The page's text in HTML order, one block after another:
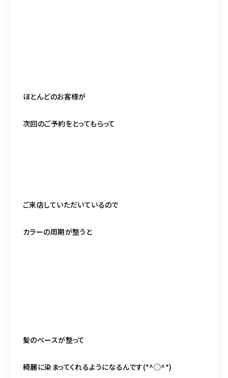
ほとんどのお客様が
次回のご予約をとってもらって
ご来店していただいているので
カラーの周期が整うと
髪のベースが整って
綺麗に染まってくれるようになるんです(*^◯^*)